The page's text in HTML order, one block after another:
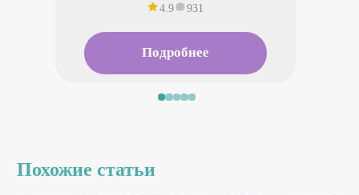
4.9 931
Подробнее
Похожие статьи